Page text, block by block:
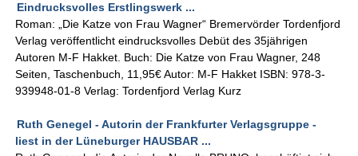
Eindrucksvolles Erstlingswerk ...
Roman: „Die Katze von Frau Wagner“ Bremervörder Tordenfjord
Verlag veröffentlicht eindrucksvolles Debüt des 35jährigen
Autoren M-F Hakket. Buch: Die Katze von Frau Wagner, 248
Seiten, Taschenbuch, 11,95€ Autor: M-F Hakket ISBN: 978-3-
939948-01-8 Verlag: Tordenfjord Verlag Kurz
Ruth Genegel - Autorin der Frankfurter Verlagsgruppe -
liest in der Lüneburger HAUSBAR ...